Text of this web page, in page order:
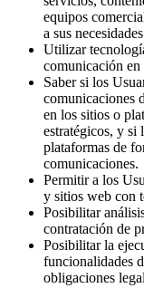
equipos
a sus
Utilizar
comunicación en
Saber si los
comunicaciones
en los sitios o
estratégicos, y si
plataformas de
comunicaciones.
Permitir a los
y sitios web con
Posibilitar
contratación de
Posibilitar la
funcionalidades
obligaciones